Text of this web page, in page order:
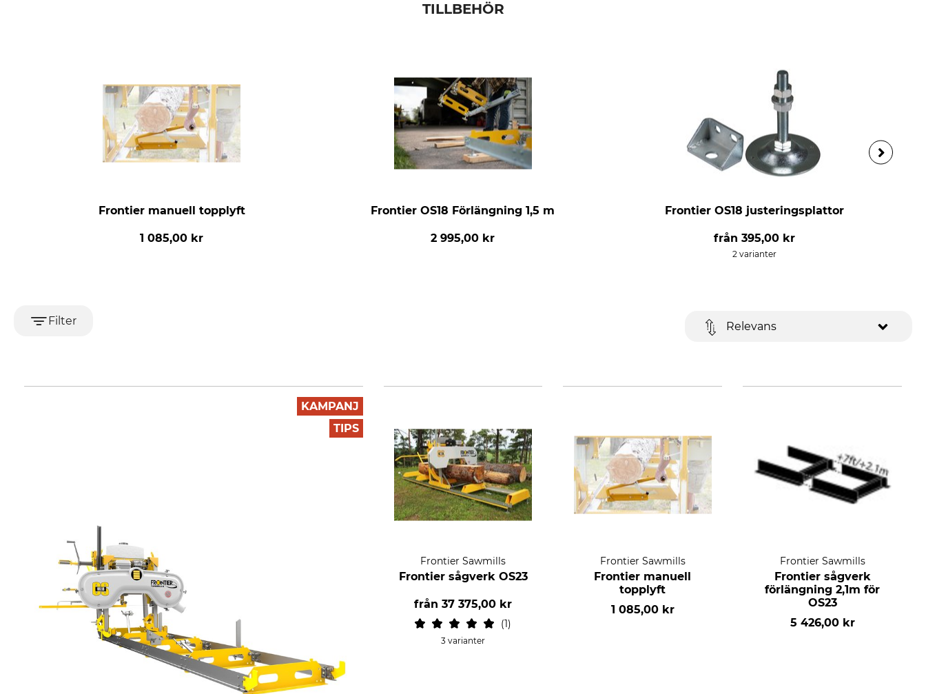
TILLBEHÖR
Frontier manuell topplyft
1 085,00 kr
Frontier OS18 Förlängning 1,5 m
2 995,00 kr
Frontier OS18 justeringsplattor
från 395,00 kr
2 varianter
Filter Relevans
KAMPANJ
TIPS
Frontier Sawmills
Frontier sågverk OS23
från 37 375,00 kr
1
3 varianter
Frontier Sawmills
Frontier manuell
topplyft
1 085,00 kr
Frontier Sawmills
Frontier sågverk
förlängning 2,1m för
OS23
5 426,00 kr